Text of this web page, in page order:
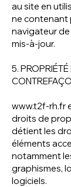
au site en
ne contenant
navigateur
mis-à-jour.
5.
www.t2f-rh.fr
droits de
détient les
éléments
notamment
graphismes,
logiciels.